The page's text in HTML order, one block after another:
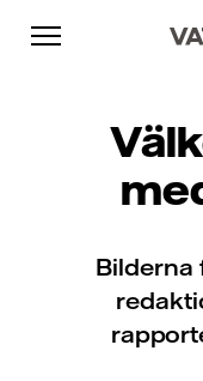
Skip to content
Gå till
Gå till sidfoten
Bilderna
Gå till